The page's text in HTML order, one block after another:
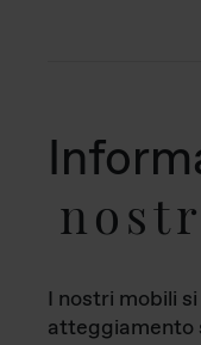
I nostri mobili
atteggiamento